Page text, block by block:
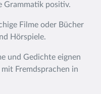
Grammatik positiv.
Filme oder Bücher
Hörspiele.
und Gedichte eignen
Fremdsprachen in